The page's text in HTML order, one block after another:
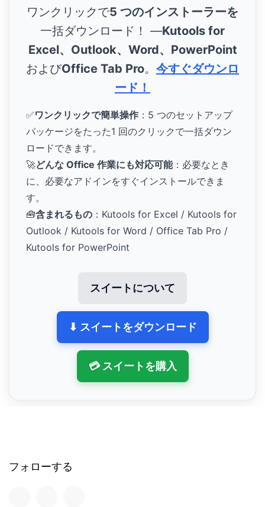
ワンクリックで5 つのインストーラーを
一括ダウンロード！ ―Kutools for
Excel、Outlook、Word、PowerPoint
およびOffice Tab Pro。 今すぐダウンロ
ード！
✅ワンクリックで簡単操作 ：5 つのセットアップ
パッケージをたった1 回のクリックで一括ダウン
ロードできます。
🚀どんな Office 作業にも対応可能：必要なとき
に、必要なアドインをすぐインストールできま
す。
🧰含まれるもの ：Kutools for Excel / Kutools for
Outlook / Kutools for Word / Office Tab Pro /
Kutools for PowerPoint
スイートについて
⬇ スイートをダウンロード
💳 スイートを購入
フォローする